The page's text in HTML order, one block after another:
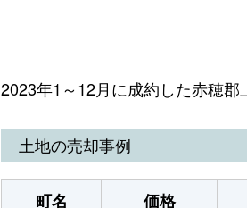
2023年1～12月に成約した赤穂郡
土地の売却事例
町名 価格